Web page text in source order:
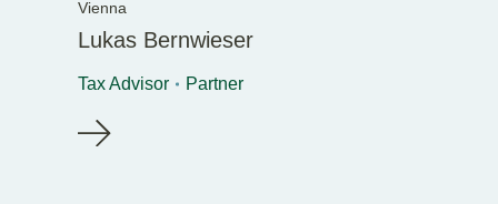
Vienna
Lukas Bernwieser
Tax Advisor Partner